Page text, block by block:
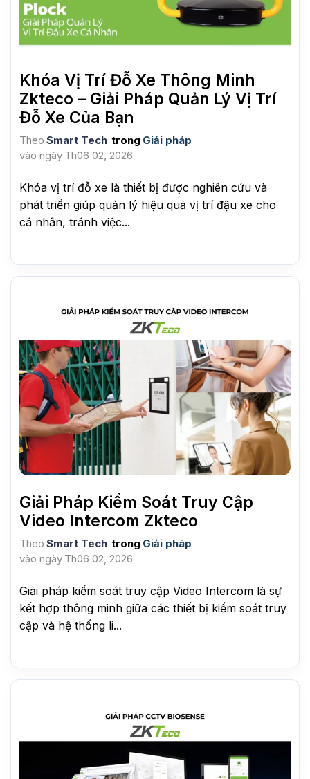
Khóa Vị Trí Đỗ Xe Thông Minh
Zkteco – Giải Pháp Quản Lý Vị Trí
Đỗ Xe Của Bạn
Theo Smart Tech trong Giải pháp
vào ngày Th06 02, 2026
Khóa vị trí đỗ xe là thiết bị được nghiên cứu và
phát triển giúp quản lý hiệu quả vị trí đậu xe cho
cá nhân, tránh việc...
Giải Pháp Kiểm Soát Truy Cập
Video Intercom Zkteco
Theo Smart Tech trong Giải pháp
vào ngày Th06 02, 2026
Giải pháp kiểm soát truy cập Video Intercom là sự
kết hợp thông minh giữa các thiết bị kiểm soát truy
cập và hệ thống li...